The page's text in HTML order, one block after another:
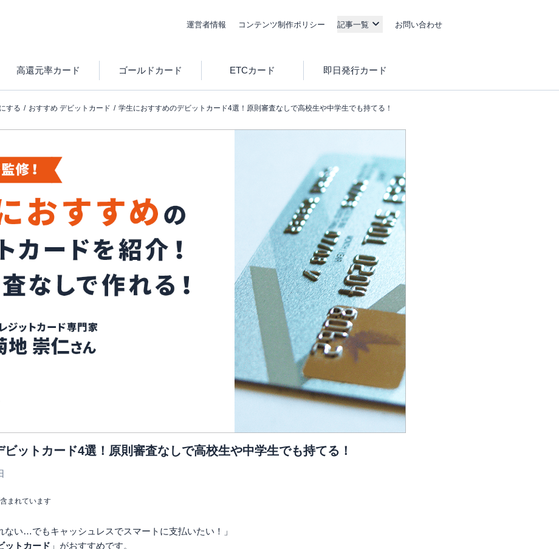
運営者情報 コンテンツ制作ポリシー 記事一覧 お問い合わせ
高還元率カード ゴールドカード ETCカード 即日発行カード
する おすすめ デビットカード 学生におすすめのデビットカード4選！原則審査なしで高校生や中学生でも持てる！
ットカード4選！原則審査なしで高校生や中学生でも持てる！
まれています
ない…でもキャッシュレスでスマートに支払いたい！」
ットカード 」がおすすめです。